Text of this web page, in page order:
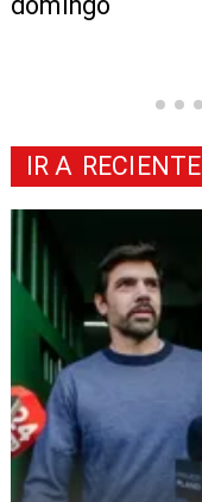
IR A RECIENTE